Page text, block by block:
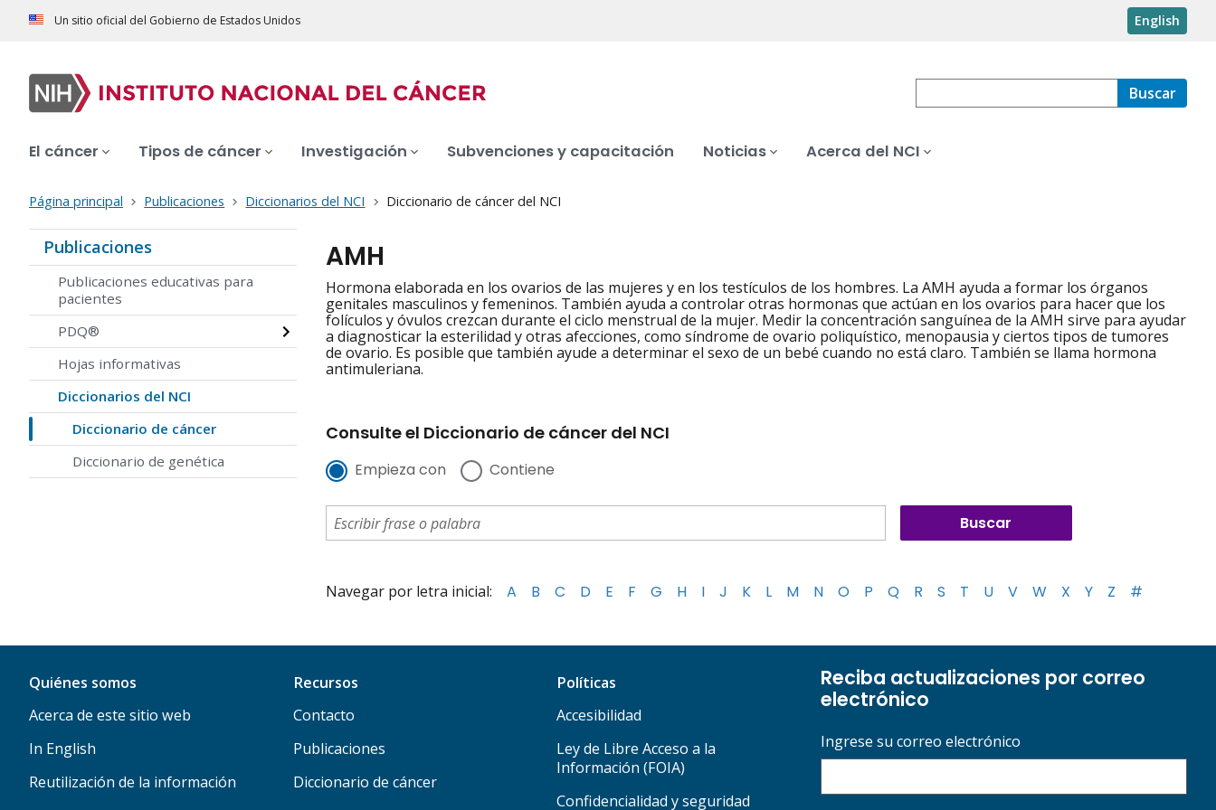
Un sitio oficial del Gobierno de Estados Unidos English
Buscar
El cáncer Tipos de cáncer Investigación Subvenciones y capacitación Noticias Acerca del NCI
Página principal Publicaciones Diccionarios del NCI Diccionario de cáncer del NCI
Publicaciones
Publicaciones educativas para
pacientes
PDQ®
Hojas informativas
Diccionarios del NCI
Diccionario de cáncer
Diccionario de genética
AMH
Hormona elaborada en los ovarios de las mujeres y en los testículos de los hombres. La AMH ayuda a formar los órganos
genitales masculinos y femeninos. También ayuda a controlar otras hormonas que actúan en los ovarios para hacer que los
folículos y óvulos crezcan durante el ciclo menstrual de la mujer. Medir la concentración sanguínea de la AMH sirve para ayudar
a diagnosticar la esterilidad y otras afecciones, como síndrome de ovario poliquístico, menopausia y ciertos tipos de tumores
de ovario. Es posible que también ayude a determinar el sexo de un bebé cuando no está claro. También se llama hormona
antimuleriana.
Consulte el Diccionario de cáncer del NCI
Empieza con Contiene
Navegar por letra inicial: A B C D E F G H I J K L M N O P Q R S T U V W X Y Z #
Quiénes somos
Acerca de este sitio web
In English
Reutilización de la información
Recursos
Contacto
Publicaciones
Diccionario de cáncer
Políticas
Accesibilidad
Ley de Libre Acceso a la
Información (FOIA)
Confidencialidad y seguridad
Reciba actualizaciones por correo
electrónico
Ingrese su correo electrónico